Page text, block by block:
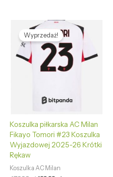
Wyprzedaż!
Koszulka piłkarska AC Milan
Fikayo Tomori #23 Koszulka
Wyjazdowej 2025-26 Krótki
Rękaw
Koszulka AC Milan
Pierwotna
cena
wynosiła:
476,89 zł.
Aktualna
cena
wynosi:
132,68 zł.